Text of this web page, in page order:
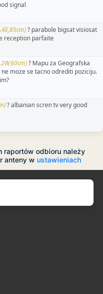
signal
? parabole bigsat visiosat
reception parfaite
? Mapu za Geografska
moze se tacno odrediti poziciju.
? albanian scren tv very good
raportów odbioru należy
anteny w ustawieniach